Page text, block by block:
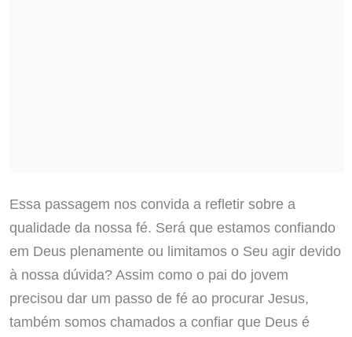
Essa passagem nos convida a refletir sobre a
qualidade da nossa fé. Será que estamos confiando
em Deus plenamente ou limitamos o Seu agir devido
à nossa dúvida? Assim como o pai do jovem
precisou dar um passo de fé ao procurar Jesus,
também somos chamados a confiar que Deus é